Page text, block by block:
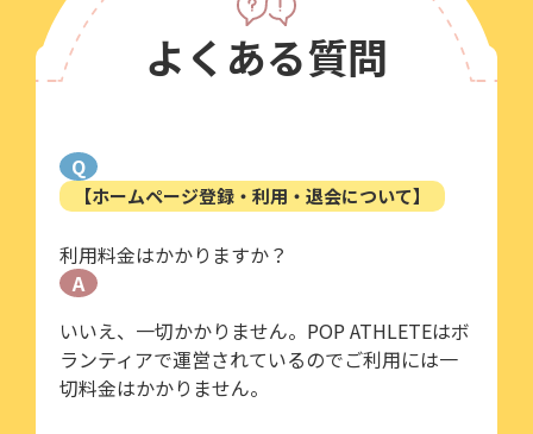
よくある質問
Q
【ホームページ登録・利用・退会について】
利用料金はかかりますか？
A
いいえ、一切かかりません。POP ATHLETEはボ
ランティアで運営されているのでご利用には一
切料金はかかりません。